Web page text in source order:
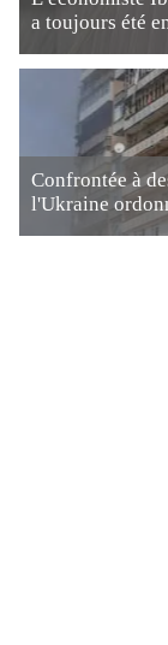
a toujours été
Confrontée à
l'Ukraine